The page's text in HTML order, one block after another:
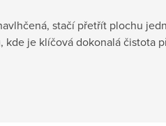
stačí přetřít plochu
kde je klíčová dokonalá čistota